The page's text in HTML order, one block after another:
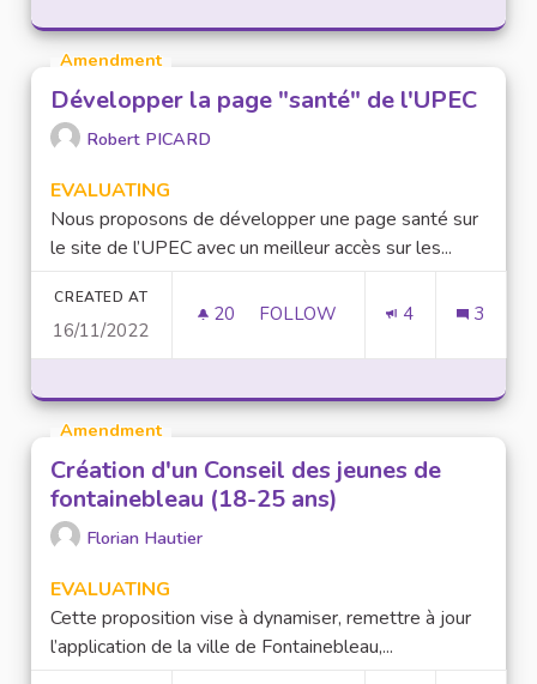
Amendment
Développer la page "santé" de l'UPEC
Robert PICARD
EVALUATING
Nous proposons de développer une page santé sur
le site de l’UPEC avec un meilleur accès sur les...
CREATED AT
16/11/2022
20 20 FOLLOWERS
FOLLOW 4 3
Amendment
Création d'un Conseil des jeunes de
fontainebleau (18-25 ans)
Florian Hautier
EVALUATING
Cette proposition vise à dynamiser, remettre à jour
l’application de la ville de Fontainebleau,...